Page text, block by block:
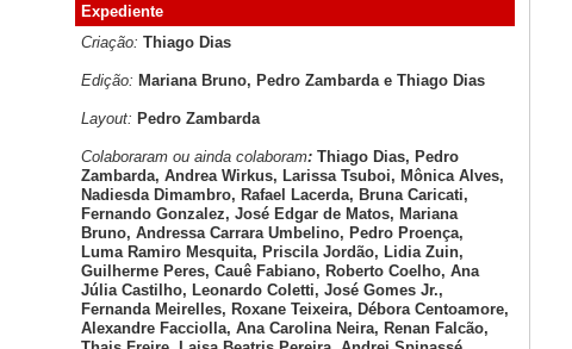
Expediente
Criação: Thiago Dias
Edição: Mariana Bruno, Pedro Zambarda e Thiago Dias
Layout: Pedro Zambarda
Colaboraram ou ainda colaboram: Thiago Dias, Pedro
Zambarda, Andrea Wirkus, Larissa Tsuboi, Mônica Alves,
Nadiesda Dimambro, Rafael Lacerda, Bruna Caricati,
Fernando Gonzalez, José Edgar de Matos, Mariana
Bruno, Andressa Carrara Umbelino, Pedro Proença,
Luma Ramiro Mesquita, Priscila Jordão, Lidia Zuin,
Guilherme Peres, Cauê Fabiano, Roberto Coelho, Ana
Júlia Castilho, Leonardo Coletti, José Gomes Jr.,
Fernanda Meirelles, Roxane Teixeira, Débora Centoamore,
Alexandre Facciolla, Ana Carolina Neira, Renan Falcão,